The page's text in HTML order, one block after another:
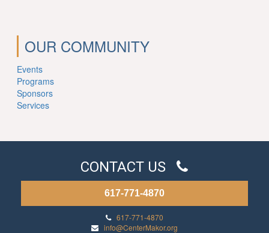
OUR COMMUNITY
Events
Programs
Sponsors
Services
CONTACT US
617-771-4870
617-771-4870
info@CenterMakor.org